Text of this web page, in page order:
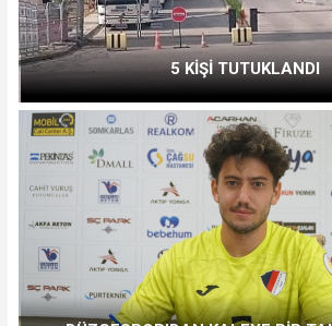
5 KİŞİ TUTUKLANDI